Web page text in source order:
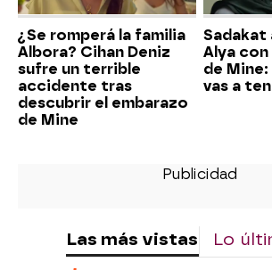
¿Se romperá la familia
Albora? Cihan Deniz
sufre un terrible
accidente tras
descubrir el embarazo
de Mine
Sadakat
Alya con
de Mine:
vas a
Las más vistas Lo